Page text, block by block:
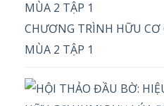
CHƯƠNG TRÌNH HỮU CƠ
MÙA 2 TẬP 1